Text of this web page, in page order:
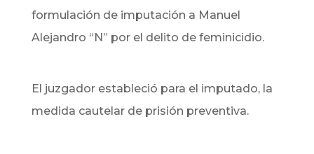
formulación de imputación a Manuel
Alejandro “N” por el delito de feminicidio.
El juzgador estableció para el imputado, la
medida cautelar de prisión preventiva.